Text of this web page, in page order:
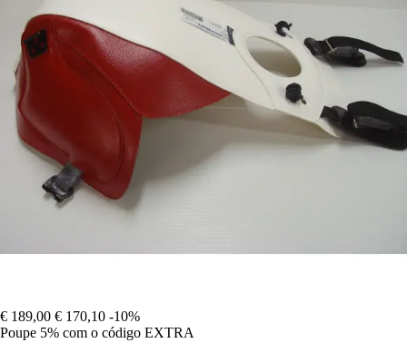
€ 189,00 € 170,10 -10%
Poupe 5% com o código EXTRA